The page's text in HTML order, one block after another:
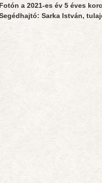
Fotón a 2021-es év 5 éves
Sarka István,